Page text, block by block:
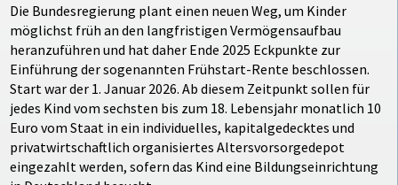
Die Bundesregierung plant einen neuen Weg, um Kinder
möglichst früh an den langfristigen Vermögensaufbau
heranzuführen und hat daher Ende 2025 Eckpunkte zur
Einführung der sogenannten Frühstart-Rente beschlossen.
Start war der 1. Januar 2026. Ab diesem Zeitpunkt sollen für
jedes Kind vom sechsten bis zum 18. Lebensjahr monatlich 10
Euro vom Staat in ein individuelles, kapitalgedecktes und
privatwirtschaftlich organisiertes Altersvorsorgedepot
eingezahlt werden, sofern das Kind eine Bildungseinrichtung